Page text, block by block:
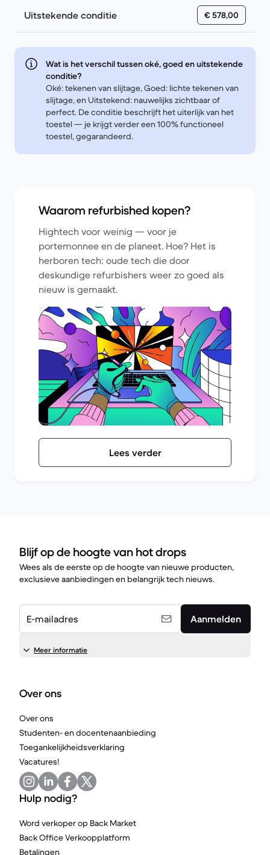
Uitstekende conditie € 578,00
Wat is het verschil tussen oké, goed en uitstekende
conditie?
Oké: tekenen van slijtage, Goed: lichte tekenen van
slijtage, en Uitstekend: nauwelijks zichtbaar of
perfect. De conditie beschrijft het uiterlijk van het
toestel — je krijgt verder een 100% functioneel
toestel, gegarandeerd.
Waarom refurbished kopen?
Hightech voor weinig — voor je
portemonnee en de planeet. Hoe? Het is
herboren tech: oude tech die door
deskundige refurbishers weer zo goed als
nieuw is gemaakt.
Lees verder
Blijf op de hoogte van hot drops
Wees als de eerste op de hoogte van nieuwe producten,
exclusieve aanbiedingen en belangrijk tech nieuws.
E-mailadres Aanmelden
Meer informatie
Over ons
Over ons
Studenten- en docentenaanbieding
Toegankelijkheidsverklaring
Vacatures!
Hulp nodig?
Word verkoper op Back Market
Back Office Verkoopplatform
Betalingen